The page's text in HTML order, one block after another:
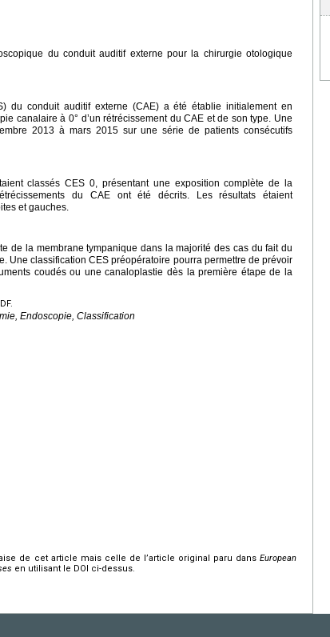
du conduit auditif externe pour la chirurgie otologique
du conduit auditif externe (CAE) a été établie initialement en
canalaire à 0° d’un rétrécissement du CAE et de son type. Une
2013 à mars 2015 sur une série de patients consécutifs
classés CES 0, présentant une exposition complète de la
du CAE ont été décrits. Les résultats étaient
et gauches.
de la membrane tympanique dans la majorité des cas du fait du
Une classification CES préopératoire pourra permettre de prévoir
coudés ou une canaloplastie dès la première étape de la
Endoscopie, Classification
de cet article mais celle de l’article original paru dansEuropean
en utilisant le DOI ci-dessus.